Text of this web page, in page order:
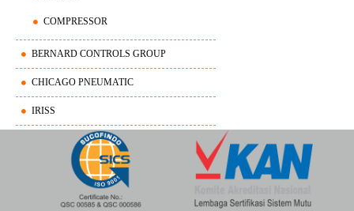
COMPRESSOR
BERNARD CONTROLS GROUP
CHICAGO PNEUMATIC
IRISS